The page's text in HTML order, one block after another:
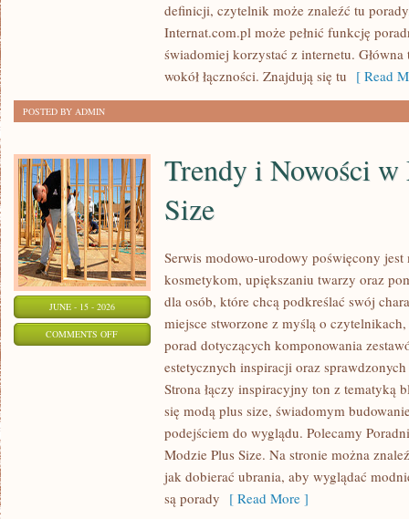
PRZECHOWYWANIEdefinicji, czytelnik może znaleźć tu
Internat.com.pl może pełnić funkcję
świadomiej korzystać z internetu.
wokół łączności. Znajdują się tu [ Read
POSTED BY ADMIN
JUNE - 15 - 2026
COMMENTS OFFON
Trendy i Nowości w
Size
Serwis modowo-urodowy poświęcony
kosmetykom, upiększaniu twarzy oraz
dla osób, które chcą podkreślać swój
miejsce stworzone z myślą o
porad dotyczących komponowania
estetycznych inspiracji oraz
Strona łączy inspiracyjny ton z tematyką
się modą plus size, świadomym
podejściem do wyglądu. Polecamy
Modzie Plus Size. Na stronie można
jak dobierać ubrania, aby wyglądać
są porady [ Read More ]